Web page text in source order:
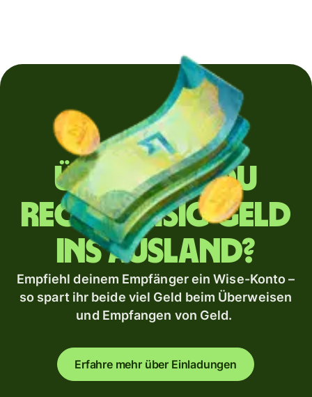
Überweist du
regelmäßig Geld
ins Ausland?
Empfiehl deinem Empfänger ein Wise-Konto –
so spart ihr beide viel Geld beim Überweisen
und Empfangen von Geld.
Erfahre mehr über Einladungen